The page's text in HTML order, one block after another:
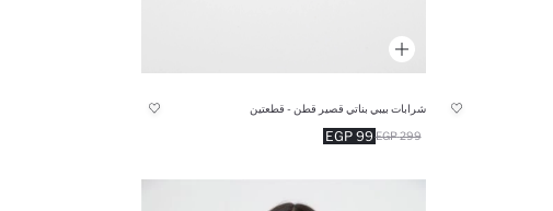
شرابات بيبي بناتي قصير قطن - قطعتين
99 EGP 299 EGP